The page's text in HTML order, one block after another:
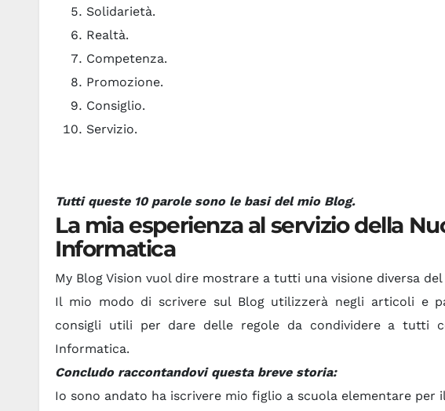
Solidarietà.
Realtà.
Competenza.
Promozione.
Consiglio.
Servizio.
Tutti queste 10 parole sono le basi del mio Blog.
La mia esperienza al servizio della
Informatica
My Blog Vision vuol dire mostrare a tutti una visione diversa
Il mio modo di scrivere sul Blog utilizzerà negli articoli e
consigli utili per dare delle regole da condividere a tutti
Informatica.
Concludo raccontandovi questa breve storia:
Io sono andato ha iscrivere mio figlio a scuola elementare per